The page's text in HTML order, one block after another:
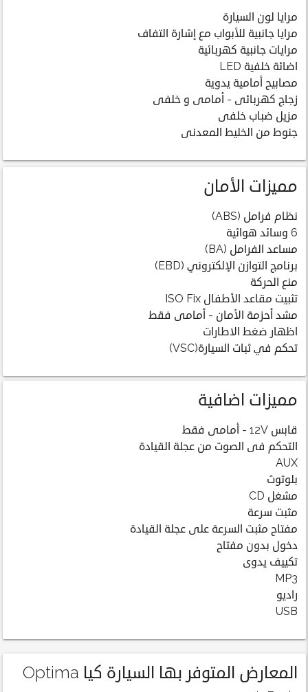
مرايا لون السيارة
مرايا جانبية للأبواب مع إشارة التفاف
مرايات جانبية كهربائية
اضائة خلفية LED
مصابيح أمامية يدوية
زجاج كهربائى - أمامى و خلفى
مزيل ضباب خلفى
جنوط من الخليط المعدنى
مميزات الأمان
نظام فرامل (ABS)
6 وسائد هوائية
مساعد الفرامل (BA)
برنامج التوازن الإلكتروني (EBD)
منع الحركة
تثبيت مقاعد الأطفال ISO Fix
مشد أحزمة الأمان - أمامى فقط
اظهار ضغط الاطارات
تحكم في ثبات السيارة(VSC)
مميزات اضافية
قابس 12V - أمامى فقط
التحكم فى الصوت من عجلة القيادة
AUX
بلوتوث
مشغل CD
مثبت سرعة
مفتاح مثبت السرعة على عجلة القيادة
دخول بدون مفتاح
تكييف يدوى
MP3
راديو
USB
المعارض المتوفر بها السيارة كيا Optima